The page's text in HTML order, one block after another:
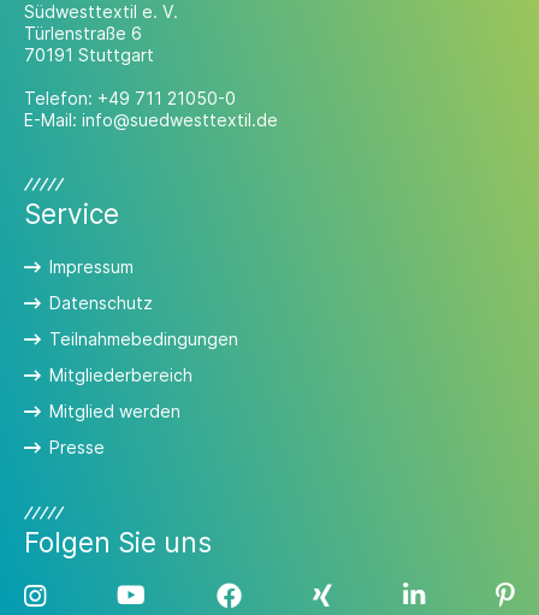
Südwesttextil e. V.
Türlenstraße 6
70191 Stuttgart
Telefon: +49 711 21050-0
E-Mail: info@suedwesttextil.de
Service
Impressum
Datenschutz
Teilnahmebedingungen
Mitgliederbereich
Mitglied werden
Presse
Folgen Sie uns